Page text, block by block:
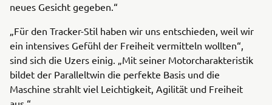
neues Gesicht gegeben.“
„Für den Tracker-Stil haben wir uns entschieden, weil wir
ein intensives Gefühl der Freiheit vermitteln wollten“,
sind sich die Uzers einig. „Mit seiner Motorcharakteristik
bildet der Paralleltwin die perfekte Basis und die
Maschine strahlt viel Leichtigkeit, Agilität und Freiheit